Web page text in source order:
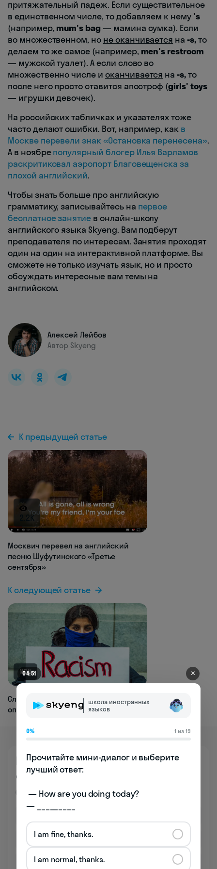
притяжательный падеж. Если существительное
в единственном числе, то добавляем к нему's
(например, mum's bag — мамина сумка). Если
во множественном, но не оканчивается на-s,то
делаем то же самое (например, men's restroom
— мужской туалет). А если слово во
множественно числе и оканчивается на-s,то
после него просто ставится апостроф (girls' toys
— игрушки девочек).
На российских табличках и указателях тоже
часто делают ошибки. Вот, например, как в
Москве перевели знак «Остановка перенесена».
А в ноябрепопулярный блогер Илья Варламов
раскритиковал аэропорт Благовещенска за
плохой английский.
Чтобы знать больше про английскую
грамматику, записывайтесь на первое
бесплатное занятие в онлайн-школу
английского языка Skyeng. Вам подберут
преподавателя по интересам. Занятия проходят
один на один на интерактивной платформе. Вы
сможете не только изучать язык, но и просто
обсуждать интересные вам темы на
английском.
Алексей Лейбов
Автор Skyeng
К предыдущей статье
2.2K
Москвич перевел на английский
песню Шуфутинского «Третье
сентября»
К следующей статье
NEW
Словари английского начали менять
определение слова «расизм»
Познакомьтесь
со школой бесплатно
Премиум
04:51 ✕
школа иностранных
языков
0% 1 из 19
Прочитайте мини-диалог и выберите
лучший ответ:
— _________
I am fine, thanks.
I am normal, thanks.